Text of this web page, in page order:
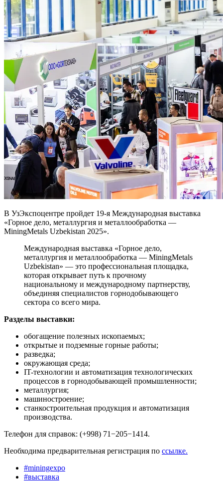
В УзЭкспоцентре пройдет 19-я Международная выставка
«Горное дело, металлургия и металлообработка —
MiningMetals Uzbekistan 2025».
Международная выставка «Горное дело,
металлургия и металлообработка — MiningMetals
Uzbekistan» — это профессиональная площадка,
которая открывает путь к прочному
национальному и международному партнерству,
объединяя специалистов горнодобывающего
сектора со всего мира.
Разделы выставки:
обогащение полезных ископаемых;
открытые и подземные горные работы;
разведка;
окружающая среда;
IT-технологии и автоматизация технологических
процессов в горнодобывающей промышленности;
металлургия;
машиностроение;
станкостроительная продукция и автоматизация
производства.
Телефон для справок: (+998) 71−205−1414.
Необходима предварительная регистрация по ссылке.
#miningexpo
#выставка